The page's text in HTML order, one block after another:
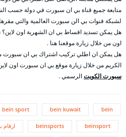
متابعة جميع قناة بي ان سبورت في دولة حسب
لشبكة قنوات بي الن سبورت العالمية والتي
هل يمكن تسديد اقساط بي ان الشهرية اون
اون من خلال زيارة موقعنا هنا .
هل يمكن ان اطلي تركيب اشتراك بي ان سبورت مع
الكريم من خلال زيارة موقع بي ان سبورت اون
سبورت الكويتالرسمي .
bein
bein kuwait
bein sport
beinsport
beinsports